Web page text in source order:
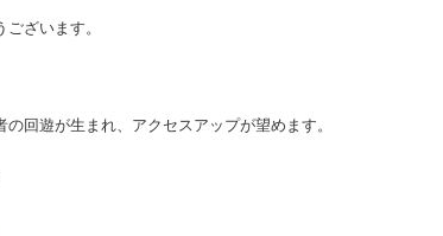
ざいます。
回遊が生まれ、アクセスアップが望めます。